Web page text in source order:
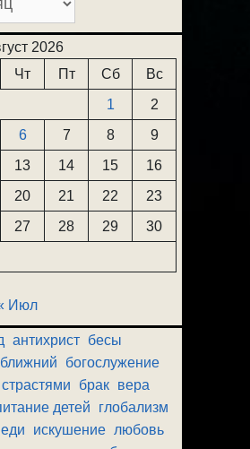
2026
Чт Пт Сб
Вс
1
2
6 7 8
9
13 14 15
16
20 21 22
23
27 28 29
30
Июл
антихрист бесы
ближний
богослужение
брак вера
детей
глобализм
искушение любовь